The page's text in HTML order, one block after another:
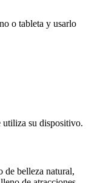
o tableta y usarlo
utiliza su dispositivo.
de belleza natural,